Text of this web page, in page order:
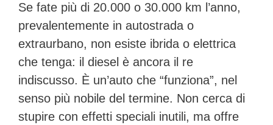
Se fate più di 20.000 o 30.000 km l’anno,
prevalentemente in autostrada o
extraurbano, non esiste ibrida o elettrica
che tenga: il diesel è ancora il re
indiscusso. È un’auto che “funziona”, nel
senso più nobile del termine. Non cerca di
stupire con effetti speciali inutili, ma offre